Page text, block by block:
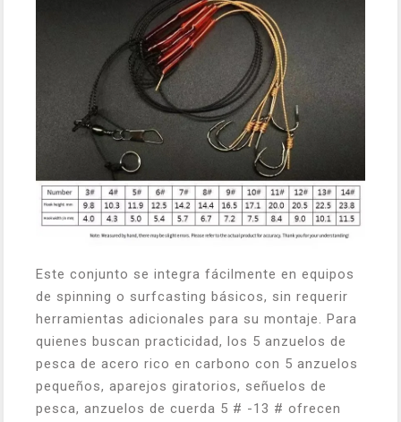
Este conjunto se integra fácilmente en equipos
de spinning o surfcasting básicos, sin requerir
herramientas adicionales para su montaje. Para
quienes buscan practicidad, los 5 anzuelos de
pesca de acero rico en carbono con 5 anzuelos
pequeños, aparejos giratorios, señuelos de
pesca, anzuelos de cuerda 5 # -13 # ofrecen